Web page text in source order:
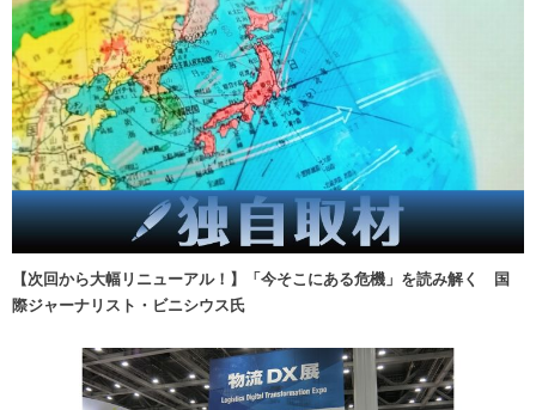
【次回から大幅リニューアル！】「今そこにある危機」を読み解く 国
際ジャーナリスト・ビニシウス氏